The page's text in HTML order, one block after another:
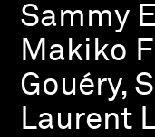
Sammy
Makiko
Gouéry,
Laurent